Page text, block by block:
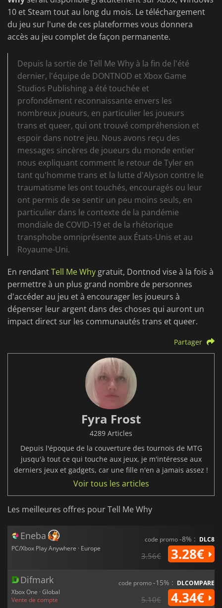
10 et Steam tout au long du mois. Le téléchargement
du jeu sur l'une de ces plateformes vous donnera
accès au jeu complet de façon permanente.
Depuis la sortie de Tell Me Why à la fin de l'été
dernier, l'équipe de DONTNOD et Xbox Game
Studios Publishing a été touchée et
profondément reconnaissante envers les
nombreux joueurs, en particulier les joueurs
trans et queer, qui ont trouvé compréhension et
espoir dans notre jeu. Nous avons reçu des
messages sincères de joueurs du monde entier
nous expliquant comment le retour de Tyler en
tant qu'homme trans et la lutte d'Alyson contre le
traumatisme les ont touchés, encouragés ou leur
ont permis de se sentir un peu moins seuls, en
particulier dans le contexte de la pandémie
mondiale de COVID-19 et de la rhétorique
transphobe omniprésente aux États-Unis et au
Royaume-Uni.
En rendantTell Me Why gratuit, Dontnod vise à la fois à
permettre à un plus grand nombre de personnes
d'accéder au jeu et à encourager les joueurs à
dépenser leur argent dans des choses qui auront un
impact direct sur les communautés trans et queer.
Partager
Fyra Frost
4289 Articles
Depuis l'époque de la couverture des tournois de MTG
jusqu'à tout ce qui touche aux jeux, je m'intéresse aux
derniers jeux et gadgets, car une fille n'en a jamais assez !
Voir tous les articles
Les meilleures offres pour Tell Me Why
Eneba
PC/Xbox Play Anywhere · Europe
code promo-8% : DLC8
3.56€ 3.28€
Difmark
Xbox One · Global
Vente de compte
code promo-15% : DLCOMPARE
5.10€ 4.34€